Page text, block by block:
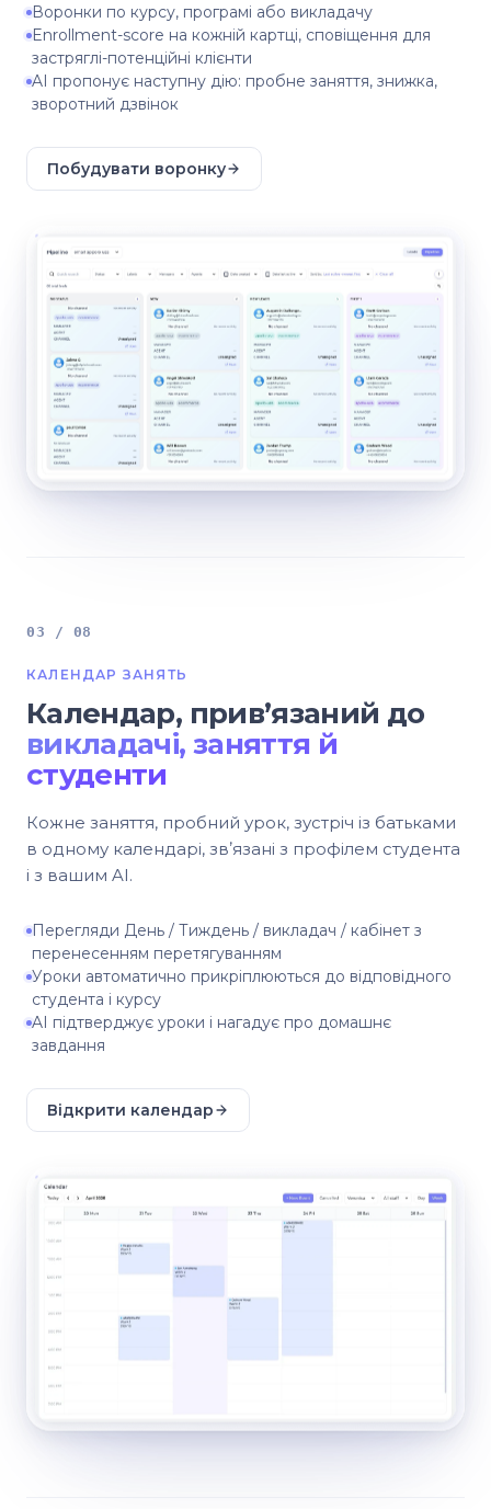
Воронки по курсу, програмі або викладачу
Enrollment-score на кожній картці, сповіщення для
застряглі-потенційні клієнти
AI пропонує наступну дію: пробне заняття, знижка,
зворотний дзвінок
Побудувати воронку
03 / 08
КАЛЕНДАР ЗАНЯТЬ
Календар, привʼязаний до
викладачі, заняття й
студенти
Кожне заняття, пробний урок, зустріч із батьками
в одному календарі, звʼязані з профілем студента
і з вашим AI.
Перегляди День / Тиждень / викладач / кабінет з
перенесенням перетягуванням
Уроки автоматично прикріплюються до відповідного
студента і курсу
AI підтверджує уроки і нагадує про домашнє
завдання
Відкрити календар